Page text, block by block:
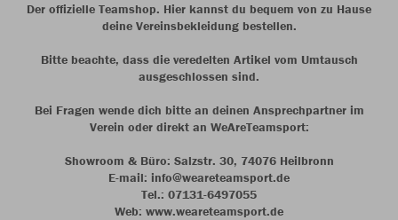
Der offizielle Teamshop. Hier kannst du bequem von zu Hause
deine Vereinsbekleidung bestellen.
Bitte beachte, dass die veredelten Artikel vom Umtausch
ausgeschlossen sind.
Bei Fragen wende dich bitte an deinen Ansprechpartner im
Verein oder direkt an WeAreTeamsport:
Showroom & Büro: Salzstr. 30, 74076 Heilbronn
E-mail: info@weareteamsport.de
Tel.: 07131-6497055
Web: www.weareteamsport.de